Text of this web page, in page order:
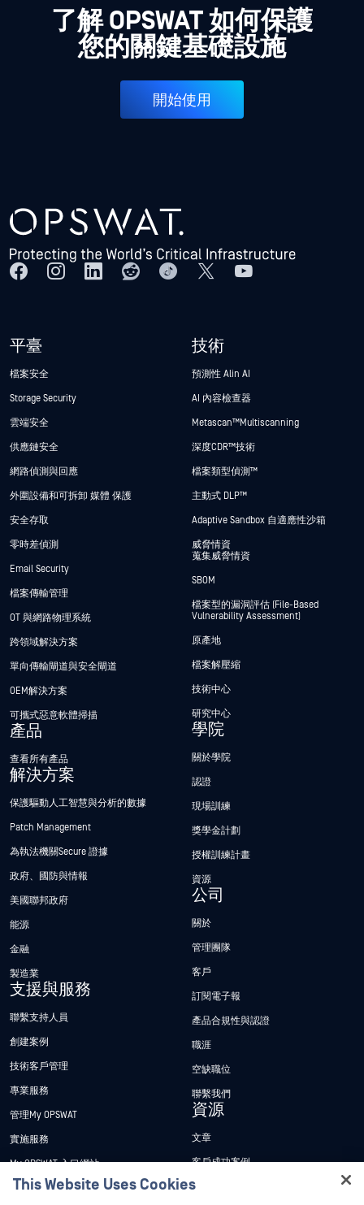
了解 OPSWAT 如何保護
您的關鍵基礎設施
開始使用
平臺
檔案安全
Storage Security
雲端安全
供應鏈安全
網路偵測與回應
外圍設備和可拆卸 媒體 保護
安全存取
零時差偵測
Email Security
檔案傳輸管理
OT 與網路物理系統
跨領域解決方案
單向傳輸閘道與安全閘道
OEM解決方案
可攜式惡意軟體掃描
產品
查看所有產品
解決方案
保護驅動人工智慧與分析的數據
Patch Management
為執法機關Secure 證據
政府、國防與情報
美國聯邦政府
能源
金融
製造業
支援與服務
聯繫支持人員
創建案例
技術客戶管理
專業服務
管理My OPSWAT
實施服務
My OPSWAT 入口網站
技術檔案
技術
預測性 Alin AI
AI 內容檢查器
Metascan™ Multiscanning
深度CDR™技術
檔案類型偵測™
主動式 DLP™
Adaptive Sandbox 自適應性沙箱
威脅情資
蒐集威脅情資
SBOM
檔案型的漏洞評估 (File-Based
Vulnerability Assessment)
原產地
檔案解壓縮
技術中心
研究中心
學院
關於學院
認證
現場訓練
獎學金計劃
授權訓練計畫
資源
公司
關於
管理團隊
客戶
訂閱電子報
產品合規性與認證
職涯
空缺職位
聯繫我們
資源
文章
客戶成功案例
新聞稿
This Website Uses Cookies